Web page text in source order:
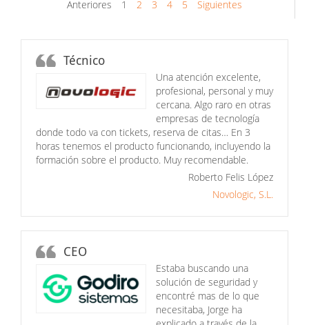
Anteriores 1 2 3 4 5 Siguientes
Técnico
Una atención excelente,
profesional, personal y muy
cercana. Algo raro en otras
empresas de tecnología
donde todo va con tickets, reserva de citas… En 3
horas tenemos el producto funcionando, incluyendo la
formación sobre el producto. Muy recomendable.
Roberto Felis López
Novologic, S.L.
CEO
Estaba buscando una
solución de seguridad y
encontré mas de lo que
necesitaba, Jorge ha